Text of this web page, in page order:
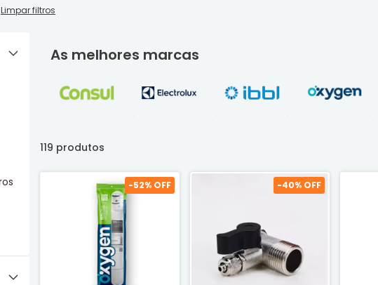
Limpar filtros
As melhores marcas
119 produtos
-52% OFF -40% OFF